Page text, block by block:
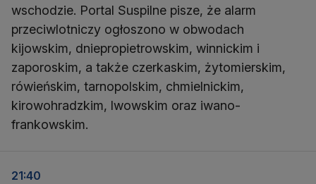
wschodzie. Portal Suspilne pisze, że alarm
przeciwlotniczy ogłoszono w obwodach
kijowskim, dniepropietrowskim, winnickim i
zaporoskim, a także czerkaskim, żytomierskim,
rówieńskim, tarnopolskim, chmielnickim,
kirowohradzkim, lwowskim oraz iwano-
frankowskim.
21:40